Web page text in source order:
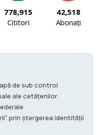
778,915
Cititori
42,518
Abonați
de sub control
ale cetățenilor
prin ștergerea identității